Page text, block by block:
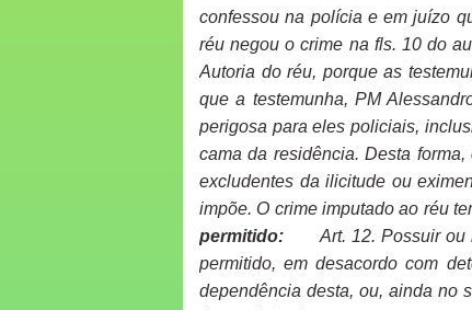
confessou na polícia e em juízo
réu negou o crime na fls. 10 do
Autoria do réu, porque as
que a testemunha, PM
perigosa para eles policiais,
cama da residência.Desta
excludentes da ilicitude ou
impõe. O crime imputado ao
permitido:
Art. 12. Possuir
permitido, em desacordo com
dependência desta, ou, ainda no